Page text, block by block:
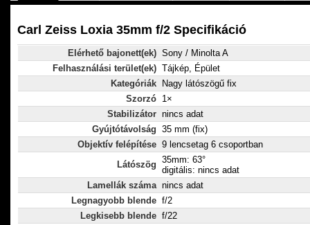
Carl Zeiss Loxia 35mm f/2 Specifikáció
Elérhető bajonett(ek) Sony / Minolta A
Felhasználási terület(ek) Tájkép, Épület
Kategóriák
Nagy látószögű fix
Szorzó 1×
Stabilizátor nincs adat
Gyújtótávolság 35 mm (fix)
Objektív felépítése 9 lencsetag 6 csoportban
Látószög 35mm: 63°
digitális: nincs adat
Lamellák száma nincs adat
Legnagyobb blende f/2
Legkisebb blende f/22